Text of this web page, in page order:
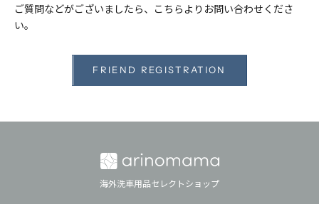
ご質問などがございましたら、こちらよりお問い合わせくださ
い。
FRIEND REGISTRATION
海外洗車用品セレクトショップ